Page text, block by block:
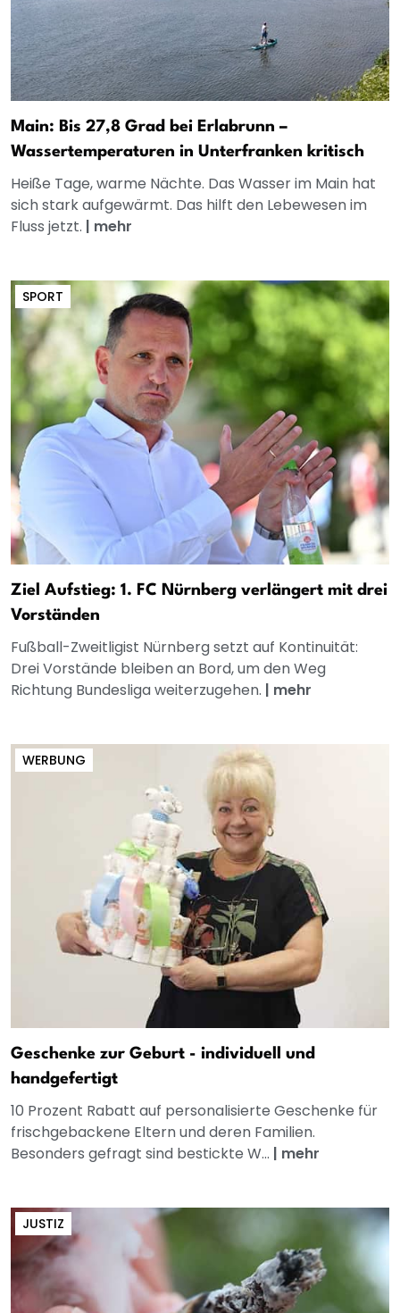
Main: Bis 27,8 Grad bei Erlabrunn –
Wassertemperaturen in Unterfranken kritisch
Heiße Tage, warme Nächte. Das Wasser im Main hat
sich stark aufgewärmt. Das hilft den Lebewesen im
Fluss jetzt. | mehr
SPORT
Ziel Aufstieg: 1. FC Nürnberg verlängert mit drei
Vorständen
Fußball-Zweitligist Nürnberg setzt auf Kontinuität:
Drei Vorstände bleiben an Bord, um den Weg
Richtung Bundesliga weiterzugehen. | mehr
WERBUNG
Geschenke zur Geburt - individuell und
handgefertigt
10 Prozent Rabatt auf personalisierte Geschenke für
frischgebackene Eltern und deren Familien.
Besonders gefragt sind bestickte W... | mehr
JUSTIZ